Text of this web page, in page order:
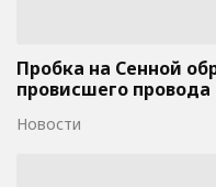
Пробка на Сенной
провисшего провода
Новости